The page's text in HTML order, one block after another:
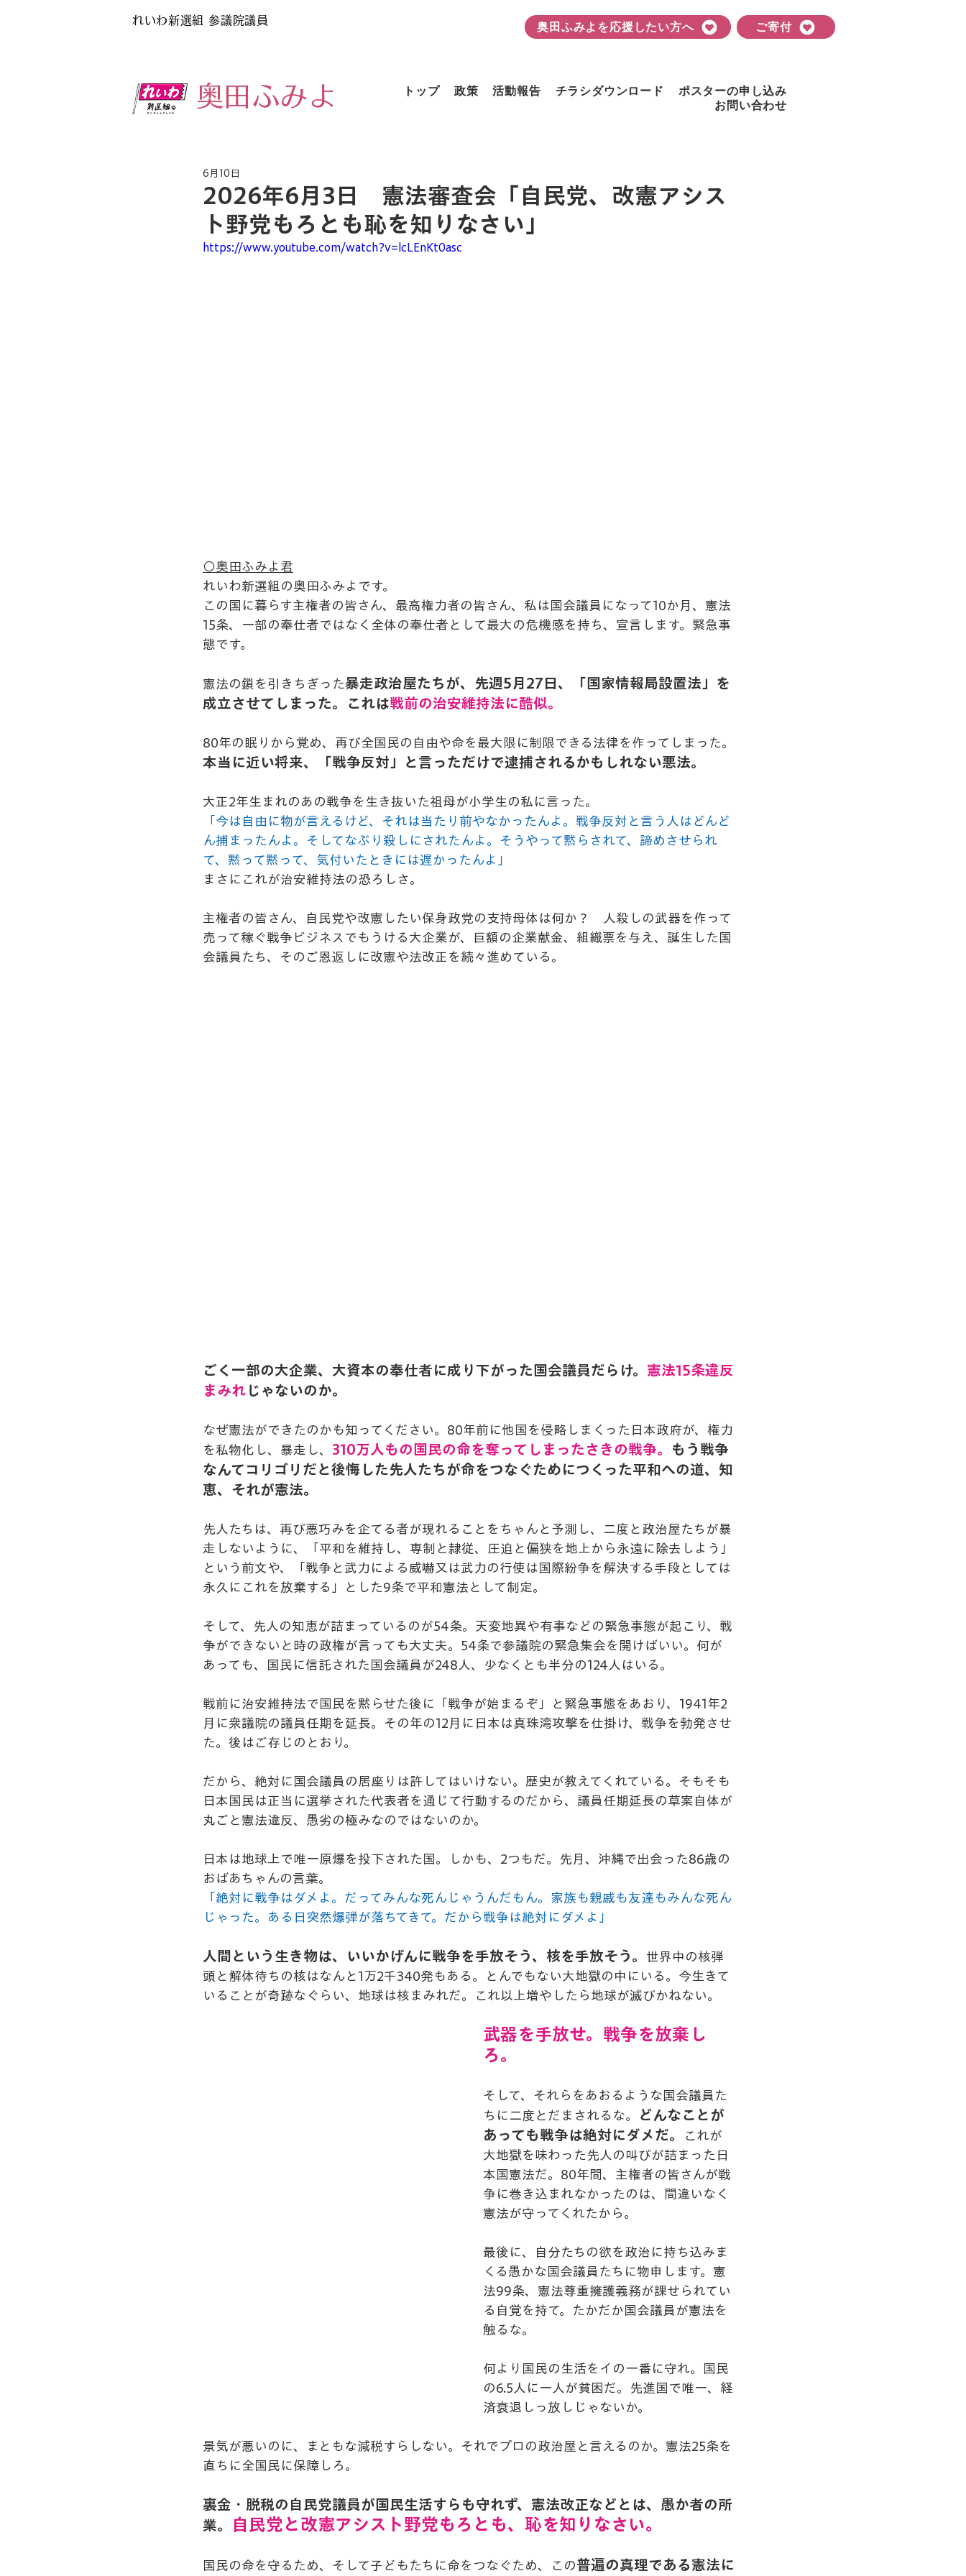
れいわ新選組参議院議員
​奥田ふみよ
奥田ふみよを応援したい方へ ご寄付
トップ 政策 活動報告 チラシダウンロード
ポスターの申し込み
お問い合わせ
2026年6月3日 憲法審査会「自民党、改憲アシス
ト野党もろとも恥を知りなさい」
6月10日
https://www.youtube.com/watch?v=lcLEnKt0asc
〇奥田ふみよ君
れいわ新選組の奥田ふみよです。
この国に暮らす主権者の皆さん、最高権力者の皆さん、私は国会議員になって10か月、憲法
15条、一部の奉仕者ではなく全体の奉仕者として最大の危機感を持ち、宣言します。緊急事
態です。
憲法の鎖を引きちぎった暴走政治屋たちが、先週5月27日、「国家情報局設置法」を
成立させてしまった。これは戦前の治安維持法に酷似。
80年の眠りから覚め、再び全国民の自由や命を最大限に制限できる法律を作ってしまった。
本当に近い将来、「戦争反対」と言っただけで逮捕されるかもしれない悪法。
大正2年生まれのあの戦争を生き抜いた祖母が小学生の私に言った。
「今は自由に物が言えるけど、それは当たり前やなかったんよ。戦争反対と言う人はどんど
ん捕まったんよ。そしてなぶり殺しにされたんよ。そうやって黙らされて、諦めさせられ
て、黙って黙って、気付いたときには遅かったんよ」
まさにこれが治安維持法の恐ろしさ。
主権者の皆さん、自民党や改憲したい保身政党の支持母体は何か？　人殺しの武器を作って
売って稼ぐ戦争ビジネスでもうける大企業が、巨額の企業献金、組織票を与え、誕生した国
会議員たち、そのご恩返しに改憲や法改正を続々進めている。
ごく一部の大企業、大資本の奉仕者に成り下がった国会議員だらけ。 憲法15条違反
まみれ じゃないのか。
なぜ憲法ができたのかも知ってください。80年前に他国を侵略しまくった日本政府が、権力
を私物化し、暴走し、 310万人もの国民の命を奪ってしまったさきの戦争。 もう戦争
なんてコリゴリだと後悔した先人たちが命をつなぐためにつくった平和への道、知
恵、それが憲法。
先人たちは、再び悪巧みを企てる者が現れることをちゃんと予測し、二度と政治屋たちが暴
走しないように、「平和を維持し、専制と隷従、圧迫と偏狭を地上から永遠に除去しよう」
という前文や、「戦争と武力による威嚇又は武力の行使は国際紛争を解決する手段としては
永久にこれを放棄する」とした9条で平和憲法として制定。
そして、先人の知恵が詰まっているのが54条。天変地異や有事などの緊急事態が起こり、戦
争ができないと時の政権が言っても大丈夫。54条で参議院の緊急集会を開けばいい。何が
あっても、国民に信託された国会議員が248人、少なくとも半分の124人はいる。
戦前に治安維持法で国民を黙らせた後に「戦争が始まるぞ」と緊急事態をあおり、1941年2
月に衆議院の議員任期を延長。その年の12月に日本は真珠湾攻撃を仕掛け、戦争を勃発させ
た。後はご存じのとおり。
だから、絶対に国会議員の居座りは許してはいけない。歴史が教えてくれている。そもそも
日本国民は正当に選挙された代表者を通じて行動するのだから、議員任期延長の草案自体が
丸ごと憲法違反、愚劣の極みなのではないのか。
日本は地球上で唯一原爆を投下された国。しかも、2つもだ。先月、沖縄で出会った86歳の
おばあちゃんの言葉。
「絶対に戦争はダメよ。だってみんな死んじゃうんだもん。家族も親戚も友達もみんな死ん
じゃった。ある日突然爆弾が落ちてきて。だから戦争は絶対にダメよ」
人間という生き物は、いいかげんに戦争を手放そう、核を手放そう。
世界中の核弾
頭と解体待ちの核はなんと1万2千340発もある。とんでもない大地獄の中にいる。今生きて
いることが奇跡なぐらい、地球は核まみれだ。これ以上増やしたら地球が滅びかねない。
武器を手放せ。戦争を放棄し
ろ。
そして、それらをあおるような国会議員た
ちに二度とだまされるな。
どんなことが
あっても戦争は絶対にダメだ。
これが
大地獄を味わった先人の叫びが詰まった日
本国憲法だ。80年間、主権者の皆さんが戦
争に巻き込まれなかったのは、間違いなく
憲法が守ってくれたから。
最後に、自分たちの欲を政治に持ち込みま
くる愚かな国会議員たちに物申します。憲
法99条、憲法尊重擁護義務が課せられてい
る自覚を持て。たかだか国会議員が憲法を
触るな。
何より国民の生活をイの一番に守れ。国民
の6.5人に一人が貧困だ。先進国で唯一、経
済衰退しっ放しじゃないか。
景気が悪いのに、まともな減税すらしない。それでプロの政治屋と言えるのか。憲法25条を
直ちに全国民に保障しろ。
裏金・脱税の自民党議員が国民生活すらも守れず、憲法改正などとは、愚か者の所
業。
自民党と改憲アシスト野党もろとも、恥を知りなさい。
国民の命を守るため、そして子どもたちに命をつなぐため、この普遍の真理である憲法に